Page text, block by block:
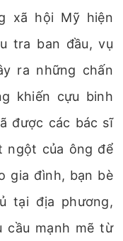
xã hội Mỹ hiện
tra ban đầu, vụ
ra những chấn
khiến cựu binh
được các bác sĩ
ngột của ông để
gia đình, bạn bè
tại địa phương,
cầu mạnh mẽ từ